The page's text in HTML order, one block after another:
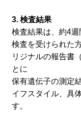
3. 検査結果
検査結果は、約4週
検査を受けられた
リジナルの報告書
とに
保有遺伝子の測定
イフスタイル、具
す。